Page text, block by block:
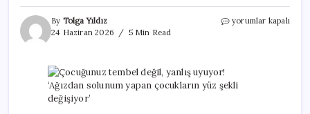
By Tolga Yıldız
24 Haziran 2026
5 Min Read
Çocuğunuz
solunum
yorumlar kapalı